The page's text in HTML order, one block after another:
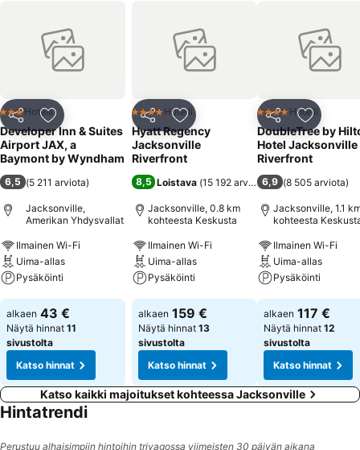
Jaa Lisää suosikkeihin
3 Tähtiluokitus
Hotelli
Developer Inn & Suites
Airport JAX, a
Baymont by Wyndham
6,5 (5 211 arviota)
Jacksonville,
Amerikan Yhdysvallat
Ilmainen Wi-Fi
Uima-allas
Pysäköinti
Katso hinnat
alkaen 43 €
Näytä hinnat 11
sivustolta
Katso hinnat
Jaa Lisää suosikkeihin
4 Tähtiluokitus
Hotelli
Hyatt Regency
Jacksonville
Riverfront
8,5 Loistava (15 192 arviota)
Jacksonville, 0.8 km
kohteesta Keskusta
Ilmainen Wi-Fi
Uima-allas
Pysäköinti
Katso hinnat
alkaen 159 €
Näytä hinnat 13
sivustolta
Katso hinnat
Jaa Lisää
4 Tähtiluokitus
Hotelli
DoubleTree by
Hotel Jacksonville
Riverfront
6,9 (8 505 arviota)
Jacksonville, 1.1
kohteesta
Ilmainen Wi-Fi
Uima-allas
Pysäköinti
Katso hinnat
alkaen 117 €
Näytä hinnat 12
sivustolta
Katso hinnat
Katso kaikki majoitukset kohteessa Jacksonville
Hintatrendi
Perustuu alhaisimpiin hintoihin trivagossa viimeisten 30 päivän aikana